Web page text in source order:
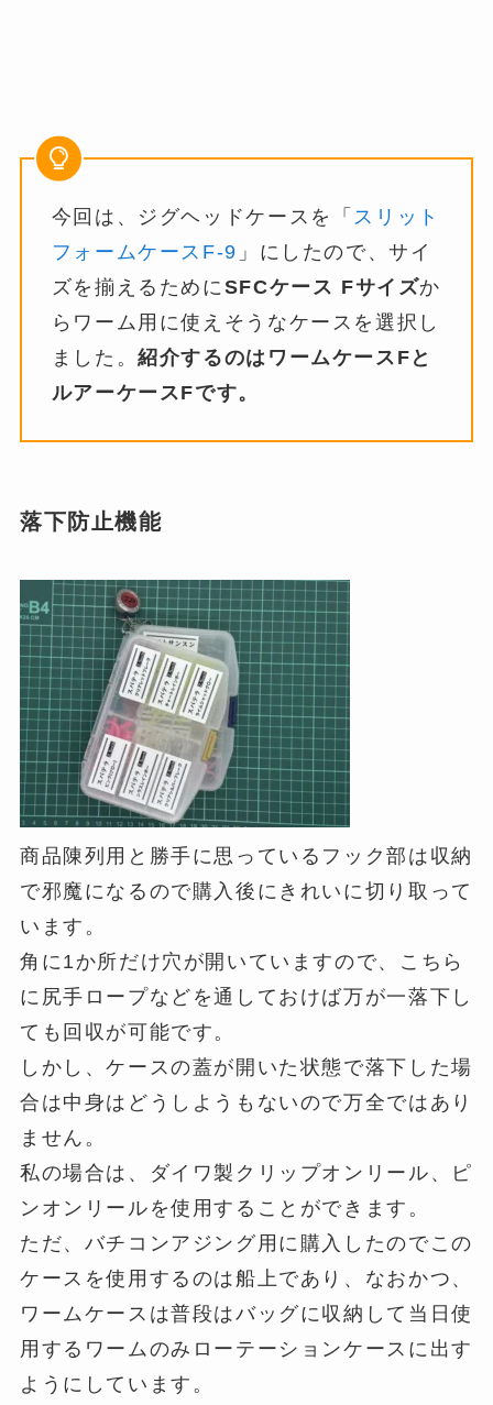
今回は、ジグヘッドケースを「 スリット
フォームケースF-9 」にしたので、サイ
ズを揃えるために SFCケース Fサイズか
らワーム用に使えそうなケースを選択し
ました。紹介するのはワームケースFと
ルアーケースFです。
落下防止機能
商品陳列用と勝手に思っているフック部は収納
で邪魔になるので購入後にきれいに切り取って
います。
角に1か所だけ穴が開いていますので、こちら
に尻手ロープなどを通しておけば万が一落下し
ても回収が可能です。
しかし、ケースの蓋が開いた状態で落下した場
合は中身はどうしようもないので万全ではあり
ません。
私の場合は、ダイワ製クリップオンリール、ピ
ンオンリールを使用することができます。
ただ、バチコンアジング用に購入したのでこの
ケースを使用するのは船上であり、なおかつ、
ワームケースは普段はバッグに収納して当日使
用するワームのみローテーションケースに出す
ようにしています。